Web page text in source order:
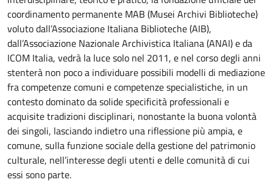
coordinamento permanente MAB (Musei Archivi Biblioteche)
voluto dall’Associazione Italiana Biblioteche (AIB),
dall’Associazione Nazionale Archivistica Italiana (ANAI) e da
ICOM Italia, vedrà la luce solo nel 2011, e nel corso degli anni
stenterà non poco a individuare possibili modelli di mediazione
fra competenze comuni e competenze specialistiche, in un
contesto dominato da solide specificità professionali e
acquisite tradizioni disciplinari, nonostante la buona volontà
dei singoli, lasciando indietro una riflessione più ampia, e
comune, sulla funzione sociale della gestione del patrimonio
culturale, nell’interesse degli utenti e delle comunità di cui
essi sono parte.